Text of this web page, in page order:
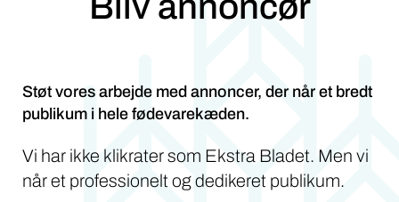
Støt vores arbejde med annoncer, der når et bredt
publikum i hele fødevarekæden.
Vi har ikke klikrater som Ekstra Bladet. Men vi